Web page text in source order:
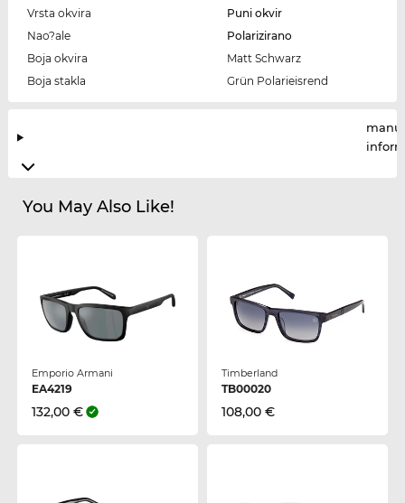
Vrsta okvira
Puni okvir
Nao?ale
Polarizirano
Boja okvira
Matt Schwarz
Boja stakla
Grün Polarieisrend
You May Also Like!
Emporio Armani
EA4219
132,00 €
Timberland
TB00020
108,00 €